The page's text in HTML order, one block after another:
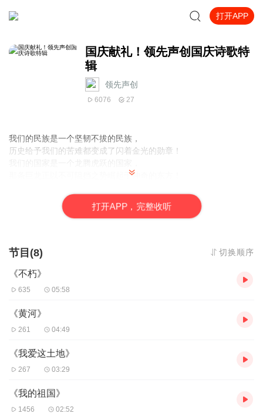
打开APP
国庆献礼！领先声创国庆诗歌特
辑
领先声创
6076 27
我们的民族是一个坚韧不拔的民族，
历史给予我们的苦难都变成了闪着金光的勋章！
那条巨龙正以不可阻挡之势崛起于神奇的东方！
值此祖国70周年华诞之际，领先声创以诗歌向祖国献礼！用我们的
声音、用我们的热血、用我们的灵魂诵读经典爱国篇章，
打开APP，完整收听
节目(8) 切换顺序
《不朽》
635 05:58
《黄河》
261 04:49
《我爱这土地》
267 03:29
《我的祖国》
1456 02:52